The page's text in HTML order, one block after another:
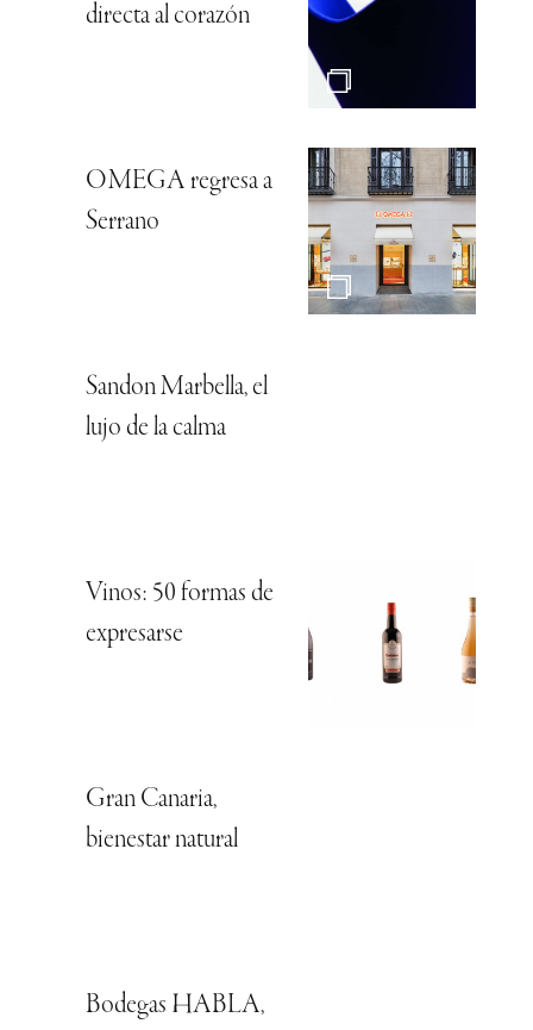
directa al corazón
OMEGA regresa a
Serrano
Sandon Marbella, el
lujo de la calma
Vinos: 50 formas de
expresarse
Gran Canaria,
bienestar natural
Bodegas HABLA,